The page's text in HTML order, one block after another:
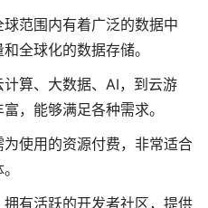
范围内有着广泛的数据中
全球化的数据存储。
计算、大数据、AI，到云游
，能够满足各种需求。
为使用的资源付费，非常适合
拥有活跃的开发者社区，提供